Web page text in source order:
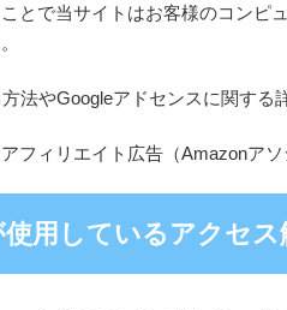
とで当サイトはお客様のコンピ
法やGoogleアドセンスに関する
フィリエイト広告（Amazonア
用しているアクセ